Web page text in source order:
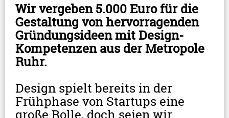
Wir vergeben 5.000 Euro für die
Gestaltung von hervorragenden
Gründungsideen mit Design-
Kompetenzen aus der Metropole
Ruhr.
Design spielt bereits in der
Frühphase von Startups eine
große Rolle, doch seien wir